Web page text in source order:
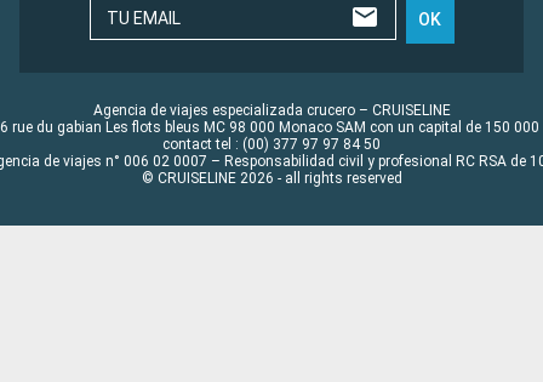
TU EMAIL OK
Agencia de viajes especializada crucero – CRUISELINE
rue du gabian Les flots bleus MC 98 000 Monaco SAM con un capital de 150 000
contact tel : (00) 377 97 97 84 50
de viajes n° 006 02 0007 – Responsabilidad civil y profesional RC RSA de
© CRUISELINE 2026 - all rights reserved